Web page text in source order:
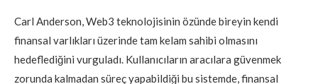
Carl Anderson, Web3 teknolojisinin özünde bireyin kendi
finansal varlıkları üzerinde tam kelam sahibi olmasını
hedeflediğini vurguladı. Kullanıcıların aracılara güvenmek
zorunda kalmadan süreç yapabildiği bu sistemde, finansal